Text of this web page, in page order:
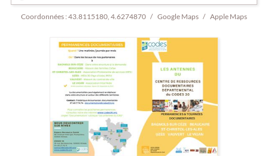
Coordonnées : 43.8115180, 4.6274870 Google Maps Apple Maps